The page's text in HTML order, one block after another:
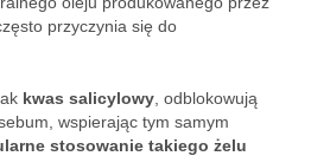
przyczynia się do
kwas salicylowy , odblokowują
wspierając tym samym
stosowanie takiego żelu